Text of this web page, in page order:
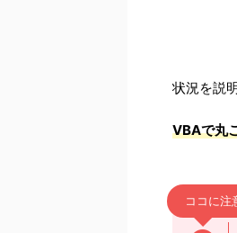
状況を説
VBAで丸
ココに注